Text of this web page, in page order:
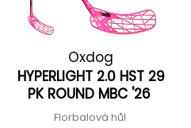
Oxdog
HYPERLIGHT 2.0 HST 29
PK ROUND MBC '26
Florbalová hůl